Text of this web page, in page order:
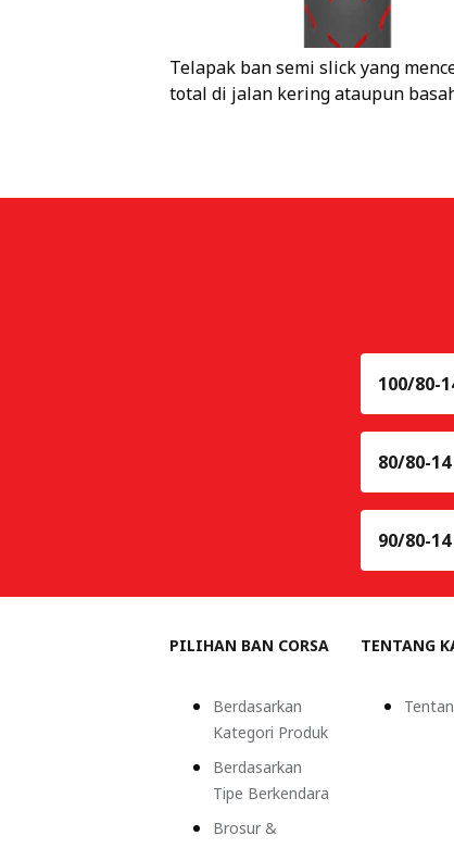
Telapak ban semi slick yang
total di jalan kering ataupun
100/80-
80/80-14
90/80-14
PILIHAN BAN CORSA
Berdasarkan
Kategori Produk
Berdasarkan
Tipe Berkendara
Brosur &
TENTANG